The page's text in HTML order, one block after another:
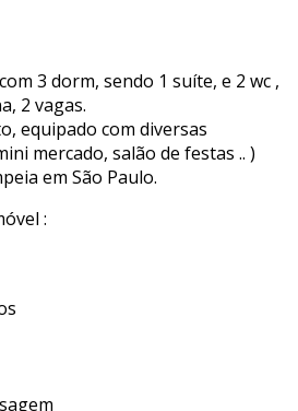
3 dorm, sendo 1 suíte, e 2 wc ,
2 vagas.
equipado com diversas
mercado, salão de festas .. )
em São Paulo.
: